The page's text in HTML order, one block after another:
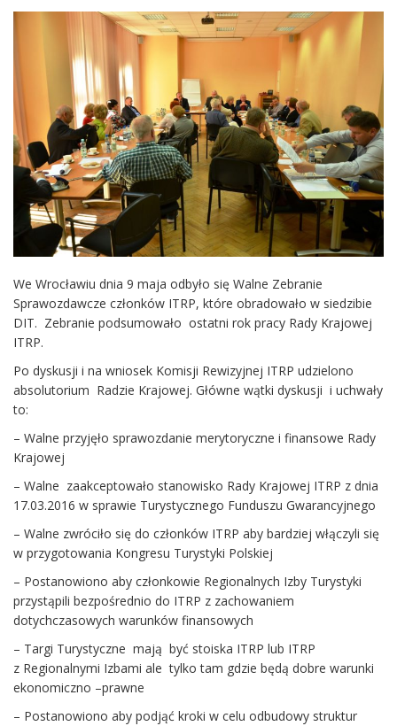
We Wrocławiu dnia 9 maja odbyło się Walne Zebranie
Sprawozdawcze członków ITRP, które obradowało w siedzibie
DIT. Zebranie podsumowało ostatni rok pracy Rady Krajowej
ITRP.
Po dyskusji i na wniosek Komisji Rewizyjnej ITRP udzielono
absolutorium Radzie Krajowej. Główne wątki dyskusji i uchwały
to:
– Walne przyjęło sprawozdanie merytoryczne i finansowe Rady
Krajowej
– Walne zaakceptowało stanowisko Rady Krajowej ITRP z dnia
17.03.2016 w sprawie Turystycznego Funduszu Gwarancyjnego
– Walne zwróciło się do członków ITRP aby bardziej włączyli się
w przygotowania Kongresu Turystyki Polskiej
– Postanowiono aby członkowie Regionalnych Izby Turystyki
przystąpili bezpośrednio do ITRP z zachowaniem
dotychczasowych warunków finansowych
– Targi Turystyczne mają być stoiska ITRP lub ITRP
z Regionalnymi Izbami ale tylko tam gdzie będą dobre warunki
ekonomiczno –prawne
– Postanowiono aby podjąć kroki w celu odbudowy struktur